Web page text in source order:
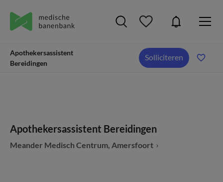
Apothekersassistent
Bereidingen
Solliciteren
Apothekersassistent Bereidingen
Meander Medisch Centrum, Amersfoort